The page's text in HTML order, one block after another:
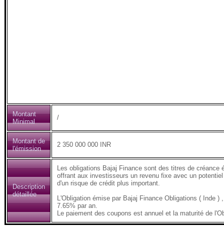
Montant
Minimal
/
Montant de
l'émission
2 350 000 000 INR
Description
détaillée
Les obligations Bajaj Finance sont des titres de
offrant aux investisseurs un revenu fixe avec un
d'un risque de crédit plus important.
L'Obligation émise par Bajaj Finance Obligations ( Inde
7.65% par an.
Le paiement des coupons est annuel et la maturité de